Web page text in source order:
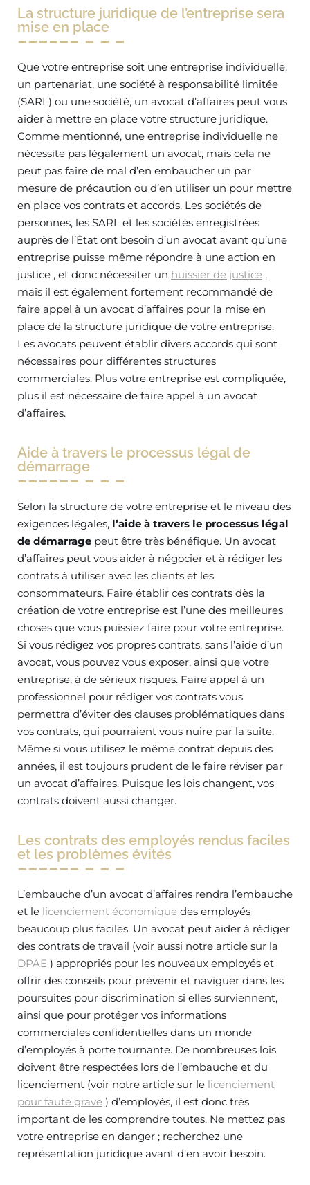
La structure juridique de l’entreprise sera
mise en place
Que votre entreprise soit une entreprise individuelle,
un partenariat, une société à responsabilité limitée
(SARL) ou une société, un avocat d’affaires peut vous
aider à mettre en place votre structure juridique.
Comme mentionné, une entreprise individuelle ne
nécessite pas légalement un avocat, mais cela ne
peut pas faire de mal d’en embaucher un par
mesure de précaution ou d’en utiliser un pour mettre
en place vos contrats et accords. Les sociétés de
personnes, les SARL et les sociétés enregistrées
auprès de l’État ont besoin d’un avocat avant qu’une
entreprise puisse même répondre à une action en
justice , et donc nécessiter un huissier de justice ,
mais il est également fortement recommandé de
faire appel à un avocat d’affaires pour la mise en
place de la structure juridique de votre entreprise.
Les avocats peuvent établir divers accords qui sont
nécessaires pour différentes structures
commerciales. Plus votre entreprise est compliquée,
plus il est nécessaire de faire appel à un avocat
d’affaires.
Aide à travers le processus légal de
démarrage
Selon la structure de votre entreprise et le niveau des
exigences légales, l’aide à travers le processus légal
de démarrage peut être très bénéfique. Un avocat
d’affaires peut vous aider à négocier et à rédiger les
contrats à utiliser avec les clients et les
consommateurs. Faire établir ces contrats dès la
création de votre entreprise est l’une des meilleures
choses que vous puissiez faire pour votre entreprise.
Si vous rédigez vos propres contrats, sans l’aide d’un
avocat, vous pouvez vous exposer, ainsi que votre
entreprise, à de sérieux risques. Faire appel à un
professionnel pour rédiger vos contrats vous
permettra d’éviter des clauses problématiques dans
vos contrats, qui pourraient vous nuire par la suite.
Même si vous utilisez le même contrat depuis des
années, il est toujours prudent de le faire réviser par
un avocat d’affaires. Puisque les lois changent, vos
contrats doivent aussi changer.
Les contrats des employés rendus faciles
et les problèmes évités
L’embauche d’un avocat d’affaires rendra l’embauche
et le licenciement économique des employés
beaucoup plus faciles. Un avocat peut aider à rédiger
des contrats de travail (voir aussi notre article sur la
DPAE ) appropriés pour les nouveaux employés et
offrir des conseils pour prévenir et naviguer dans les
poursuites pour discrimination si elles surviennent,
ainsi que pour protéger vos informations
commerciales confidentielles dans un monde
d’employés à porte tournante. De nombreuses lois
doivent être respectées lors de l’embauche et du
licenciement (voir notre article sur le licenciement
pour faute grave ) d’employés, il est donc très
important de les comprendre toutes. Ne mettez pas
votre entreprise en danger ; recherchez une
représentation juridique avant d’en avoir besoin.